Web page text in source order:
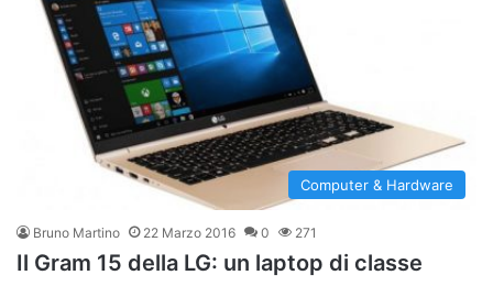
Computer & Hardware
Bruno Martino 22 Marzo 2016 0 271
Il Gram 15 della LG: un laptop di classe